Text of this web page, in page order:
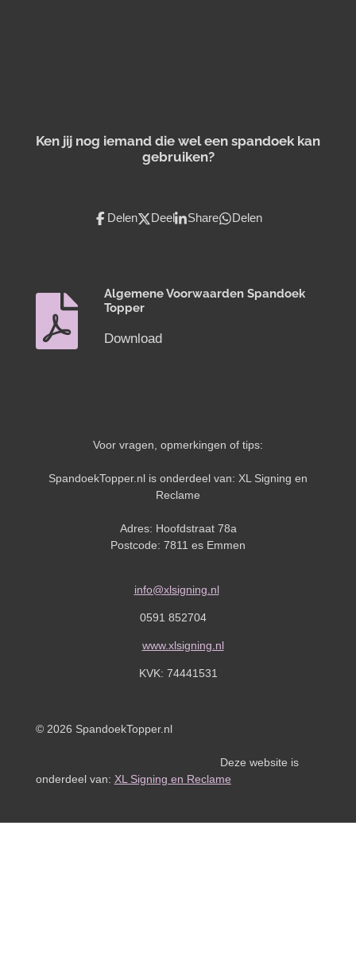
Ken jij nog iemand die wel een spandoek kan
gebruiken?
Delen Deel Share Delen
Algemene Voorwaarden Spandoek
Topper
Download
Voor vragen, opmerkingen of tips:
SpandoekTopper.nl is onderdeel van: XL Signing en
Reclame
Adres: Hoofdstraat 78a
Postcode: 7811 es Emmen
info@xlsigning.nl
0591 852704
www.xlsigning.nl
KVK: 74441531
© 2026 SpandoekTopper.nl
Deze website is
onderdeel van: XL Signing en Reclame